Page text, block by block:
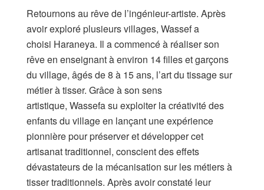
Retournons au rêve de l’ingénieur-artiste. Après
avoir exploré plusieurs villages, Wassef a
choisi Haraneya. Il a commencé à réaliser son
rêve en enseignant à environ 14 filles et garçons
du village, âgés de 8 à 15 ans, l’art du tissage sur
métier à tisser. Grâce à son sens
artistique, Wassefa su exploiter la créativité des
enfants du village en lançant une expérience
pionnière pour préserver et développer cet
artisanat traditionnel, conscient des effets
dévastateurs de la mécanisation sur les métiers à
tisser traditionnels. Après avoir constaté leur